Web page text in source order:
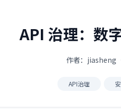
API 治理：数
作者：jiasheng
API治理